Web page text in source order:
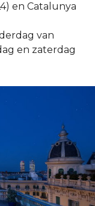
en Catalunya
van
en zaterdag